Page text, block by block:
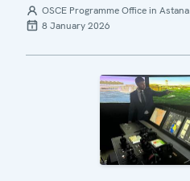
OSCE Programme Office in Astana
8 January 2026